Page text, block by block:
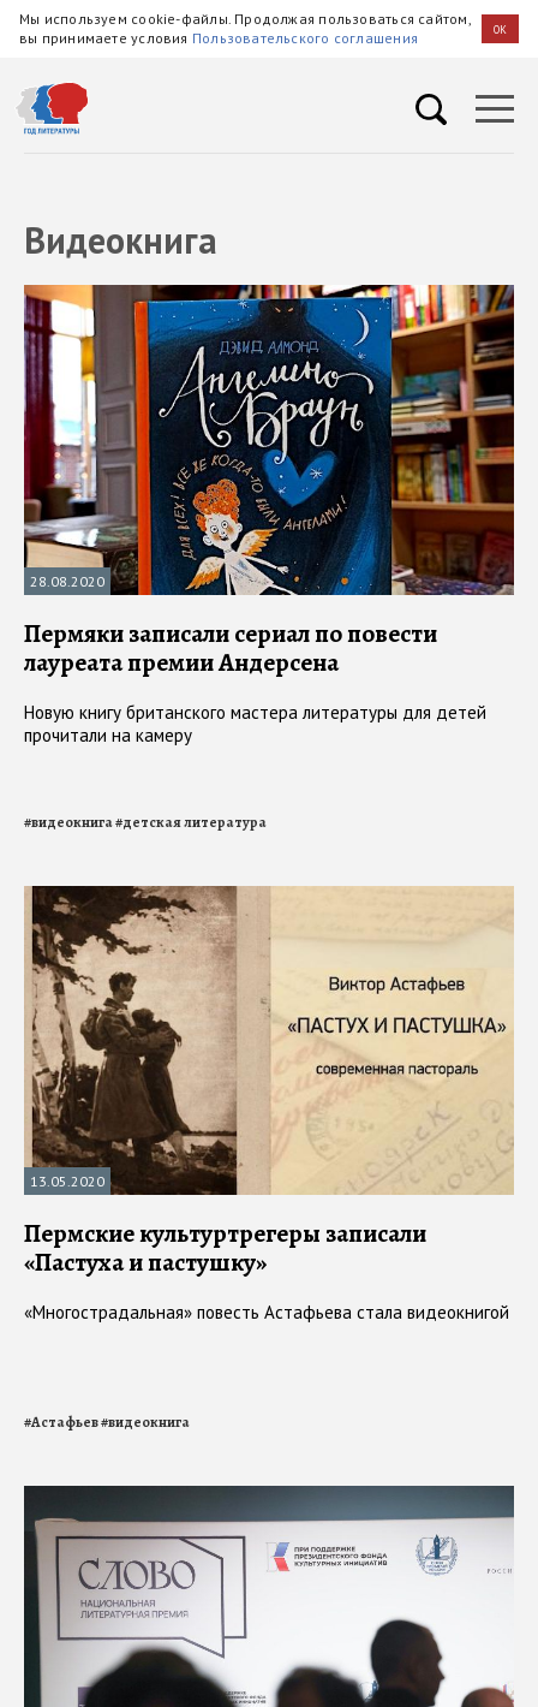
Мы используем cookie-файлы. Продолжая пользоваться сайтом,
вы принимаете условия Пользовательского соглашения OK
Видеокнига
28.08.2020
Пермяки записали сериал по повести
лауреата премии Андерсена
Новую книгу британского мастера литературы для детей
прочитали на камеру
#видеокнига#детская литература
13.05.2020
Пермские культуртрегеры записали
«Пастуха и пастушку»
«Многострадальная» повесть Астафьева стала видеокнигой
#Астафьев#видеокнига